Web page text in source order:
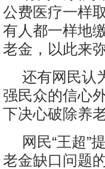
公费医疗一样
有人都一样地
老金，以此来
还有网民认
强民众的信心
下决心破除养
网民“王超”
老金缺口问题